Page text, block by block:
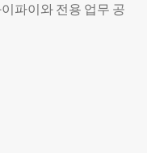
파이와 전용 업무 공